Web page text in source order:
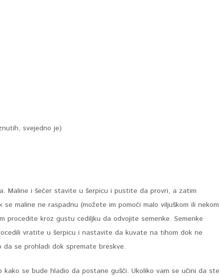
svejedno je)
Maline i šećer stavite u šerpicu i pustite da provri, a zatim
maline ne raspadnu (možete im pomoći malo viljuškom ili nekom
procedite kroz gustu cediljku da odvojite semenke. Semenke
vratite u šerpicu i nastavite da kuvate na tihom dok ne
se prohladi dok spremate breskve.
se bude hladio da postane gušći. Ukoliko vam se učini da ste